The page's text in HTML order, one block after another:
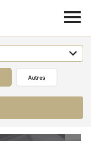
Autres